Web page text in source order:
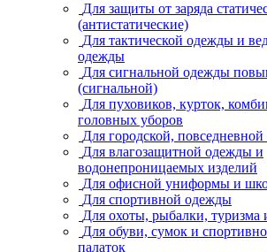
Для защиты от заряда
(антистатические)
Для тактической одежды и
одежды
Для сигнальной одежды
(сигнальной)
Для пуховиков, курток,
головных уборов
Для городской,
Для влагозащитной одежды и
водонепроницаемых изделий
Для офисной униформы и
Для спортивной одежды
Для охоты, рыбалки, туризма
Для обуви, сумок и
палаток